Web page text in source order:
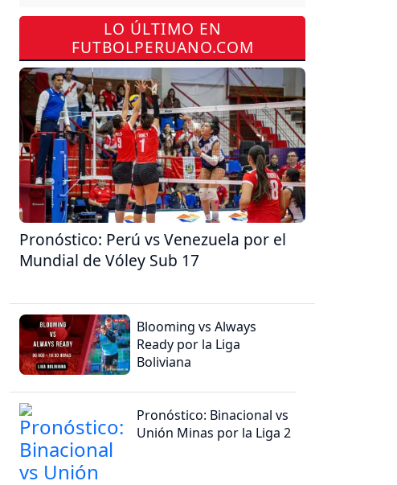
LO ÚLTIMO EN
FUTBOLPERUANO.COM
Pronóstico: Perú vs Venezuela por el
Mundial de Vóley Sub 17
Blooming vs Always
Ready por la Liga
Boliviana
Pronóstico: Binacional vs
Unión Minas por la Liga 2